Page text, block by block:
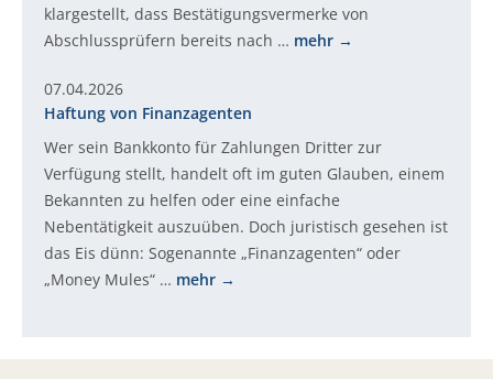
klargestellt, dass Bestätigungsvermerke von
Abschlussprüfern bereits nach … mehr
07.04.2026
Haftung von Finanzagenten
Wer sein Bankkonto für Zahlungen Dritter zur
Verfügung stellt, handelt oft im guten Glauben, einem
Bekannten zu helfen oder eine einfache
Nebentätigkeit auszuüben. Doch juristisch gesehen ist
das Eis dünn: Sogenannte „Finanzagenten“ oder
„Money Mules“ … mehr